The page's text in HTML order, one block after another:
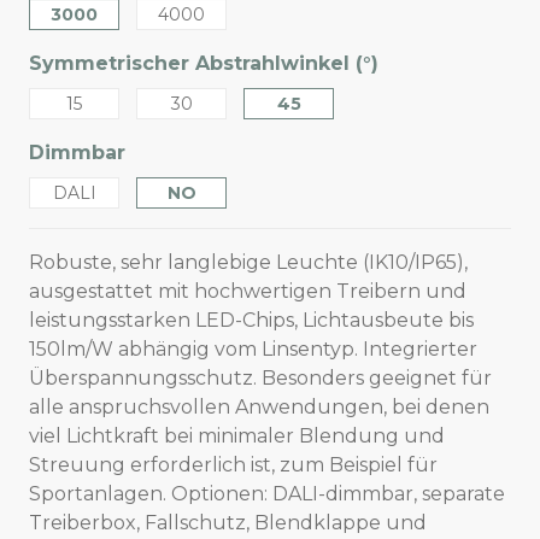
3000 4000
Symmetrischer Abstrahlwinkel (°)
15 30 45
Dimmbar
DALI NO
Robuste, sehr langlebige Leuchte (IK10/IP65),
ausgestattet mit hochwertigen Treibern und
leistungsstarken LED-Chips, Lichtausbeute bis
150lm/W abhängig vom Linsentyp. Integrierter
Überspannungsschutz. Besonders geeignet für
alle anspruchsvollen Anwendungen, bei denen
viel Lichtkraft bei minimaler Blendung und
Streuung erforderlich ist, zum Beispiel für
Sportanlagen. Optionen: DALI-dimmbar, separate
Treiberbox, Fallschutz, Blendklappe und